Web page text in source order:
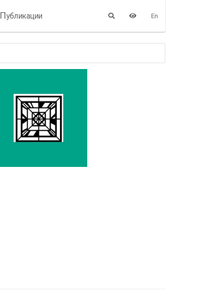
Публикации En